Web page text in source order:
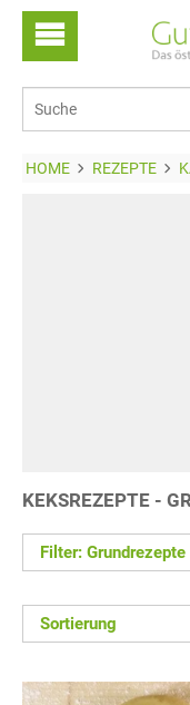
HOME REZEPTE
KEKSREZEPTE -
Filter: Grundrezepte
Sortierung